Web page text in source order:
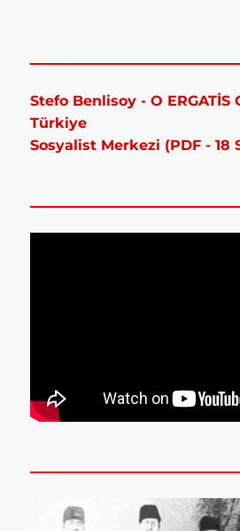
Stefo Benlisoy - O ERGATİS
Türkiye
Sosyalist Merkezi (PDF - 18